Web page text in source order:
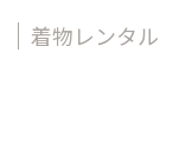
着物レンタル